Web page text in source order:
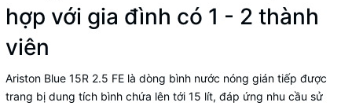
hợp với gia đình có 1 - 2 thành
viên
Ariston Blue 15R 2.5 FE là dòng bình nước nóng gián tiếp được
trang bị dung tích bình chứa lên tới 15 lít, đáp ứng nhu cầu sử